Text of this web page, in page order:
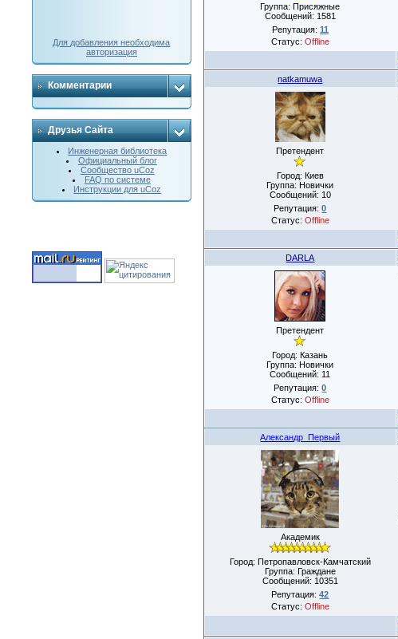
Для добавления необходима
авторизация
Комментарии
Друзья Сайта
Инженерная библиотека
Официальный блог
Сообщество uCoz
FAQ по системе
Инструкции для uCoz
Группа: Присяжные
Сообщений: 1581
Репутация: 11
Статус: Offline
natkamuwa
Претендент
Город: Киев
Группа: Новички
Сообщений: 10
Репутация:0
Статус: Offline
DARLA
Претендент
Город: Казань
Группа: Новички
Сообщений: 11
Репутация:0
Статус: Offline
Александр_Первый
Академик
Город: Петропавловск-Камчатский
Группа: Граждане
Сообщений: 10351
Репутация:42
Статус: Offline